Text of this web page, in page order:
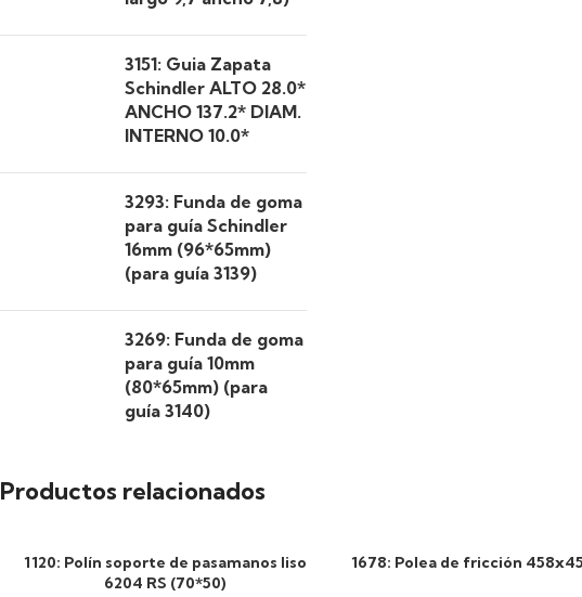
3151: Guia Zapata
Schindler ALTO 28.0*
ANCHO 137.2* DIAM.
INTERNO 10.0*
3293: Funda de goma
para guía Schindler
16mm (96*65mm)
(para guía 3139)
3269: Funda de goma
para guía 10mm
(80*65mm) (para
guía 3140)
Productos relacionados
1120: Polín soporte de pasamanos liso
6204 RS (70*50)
1678: Polea de fricción